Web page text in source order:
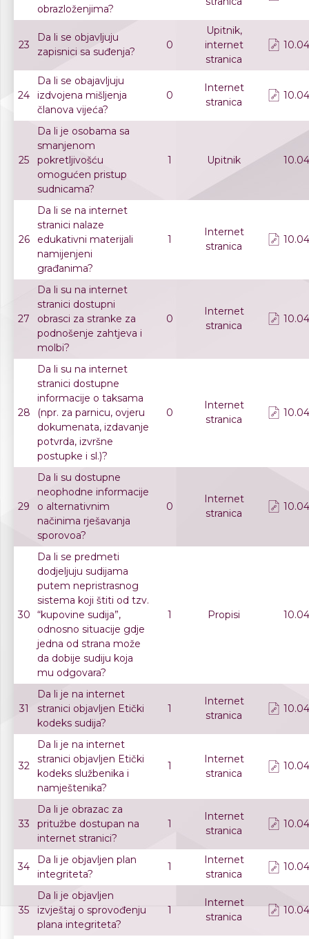
obrazloženjima?
23
Da li se objavljuju
zapisnici sa suđenja?
0
Upitnik,
internet
stranica
24
Da li se obajavljuju
izdvojena mišljenja
članova vijeća?
0
Internet
stranica
25
Da li je osobama sa
smanjenom
pokretljivošću
omogućen pristup
sudnicama?
1 Upitnik
26
Da li se na internet
stranici nalaze
edukativni materijali
namijenjeni
građanima?
1
Internet
stranica
27
Da li su na internet
stranici dostupni
obrasci za stranke za
podnošenje zahtjeva i
molbi?
0
Internet
stranica
28
Da li su na internet
stranici dostupne
informacije o taksama
(npr. za parnicu, ovjeru
dokumenata, izdavanje
potvrda, izvršne
postupke i sl.)?
0
Internet
stranica
29
Da li su dostupne
neophodne informacije
o alternativnim
načinima rješavanja
sporovoa?
0
Internet
stranica
30
Da li se predmeti
dodjeljuju sudijama
putem nepristrasnog
sistema koji štiti od tzv.
“kupovine sudija”,
odnosno situacije gdje
jedna od strana može
da dobije sudiju koja
mu odgovara?
1 Propisi
31
Da li je na internet
stranici objavljen Etički
kodeks sudija?
1
Internet
stranica
32
Da li je na internet
stranici objavljen Etički
kodeks službenika i
namještenika?
1
Internet
stranica
33
Da li je obrazac za
pritužbe dostupan na
internet stranici?
1
Internet
stranica
34
Da li je objavljen plan
integriteta?
1
Internet
stranica
35
Da li je objavljen
izvještaj o sprovođenju
plana integriteta?
1
Internet
stranica